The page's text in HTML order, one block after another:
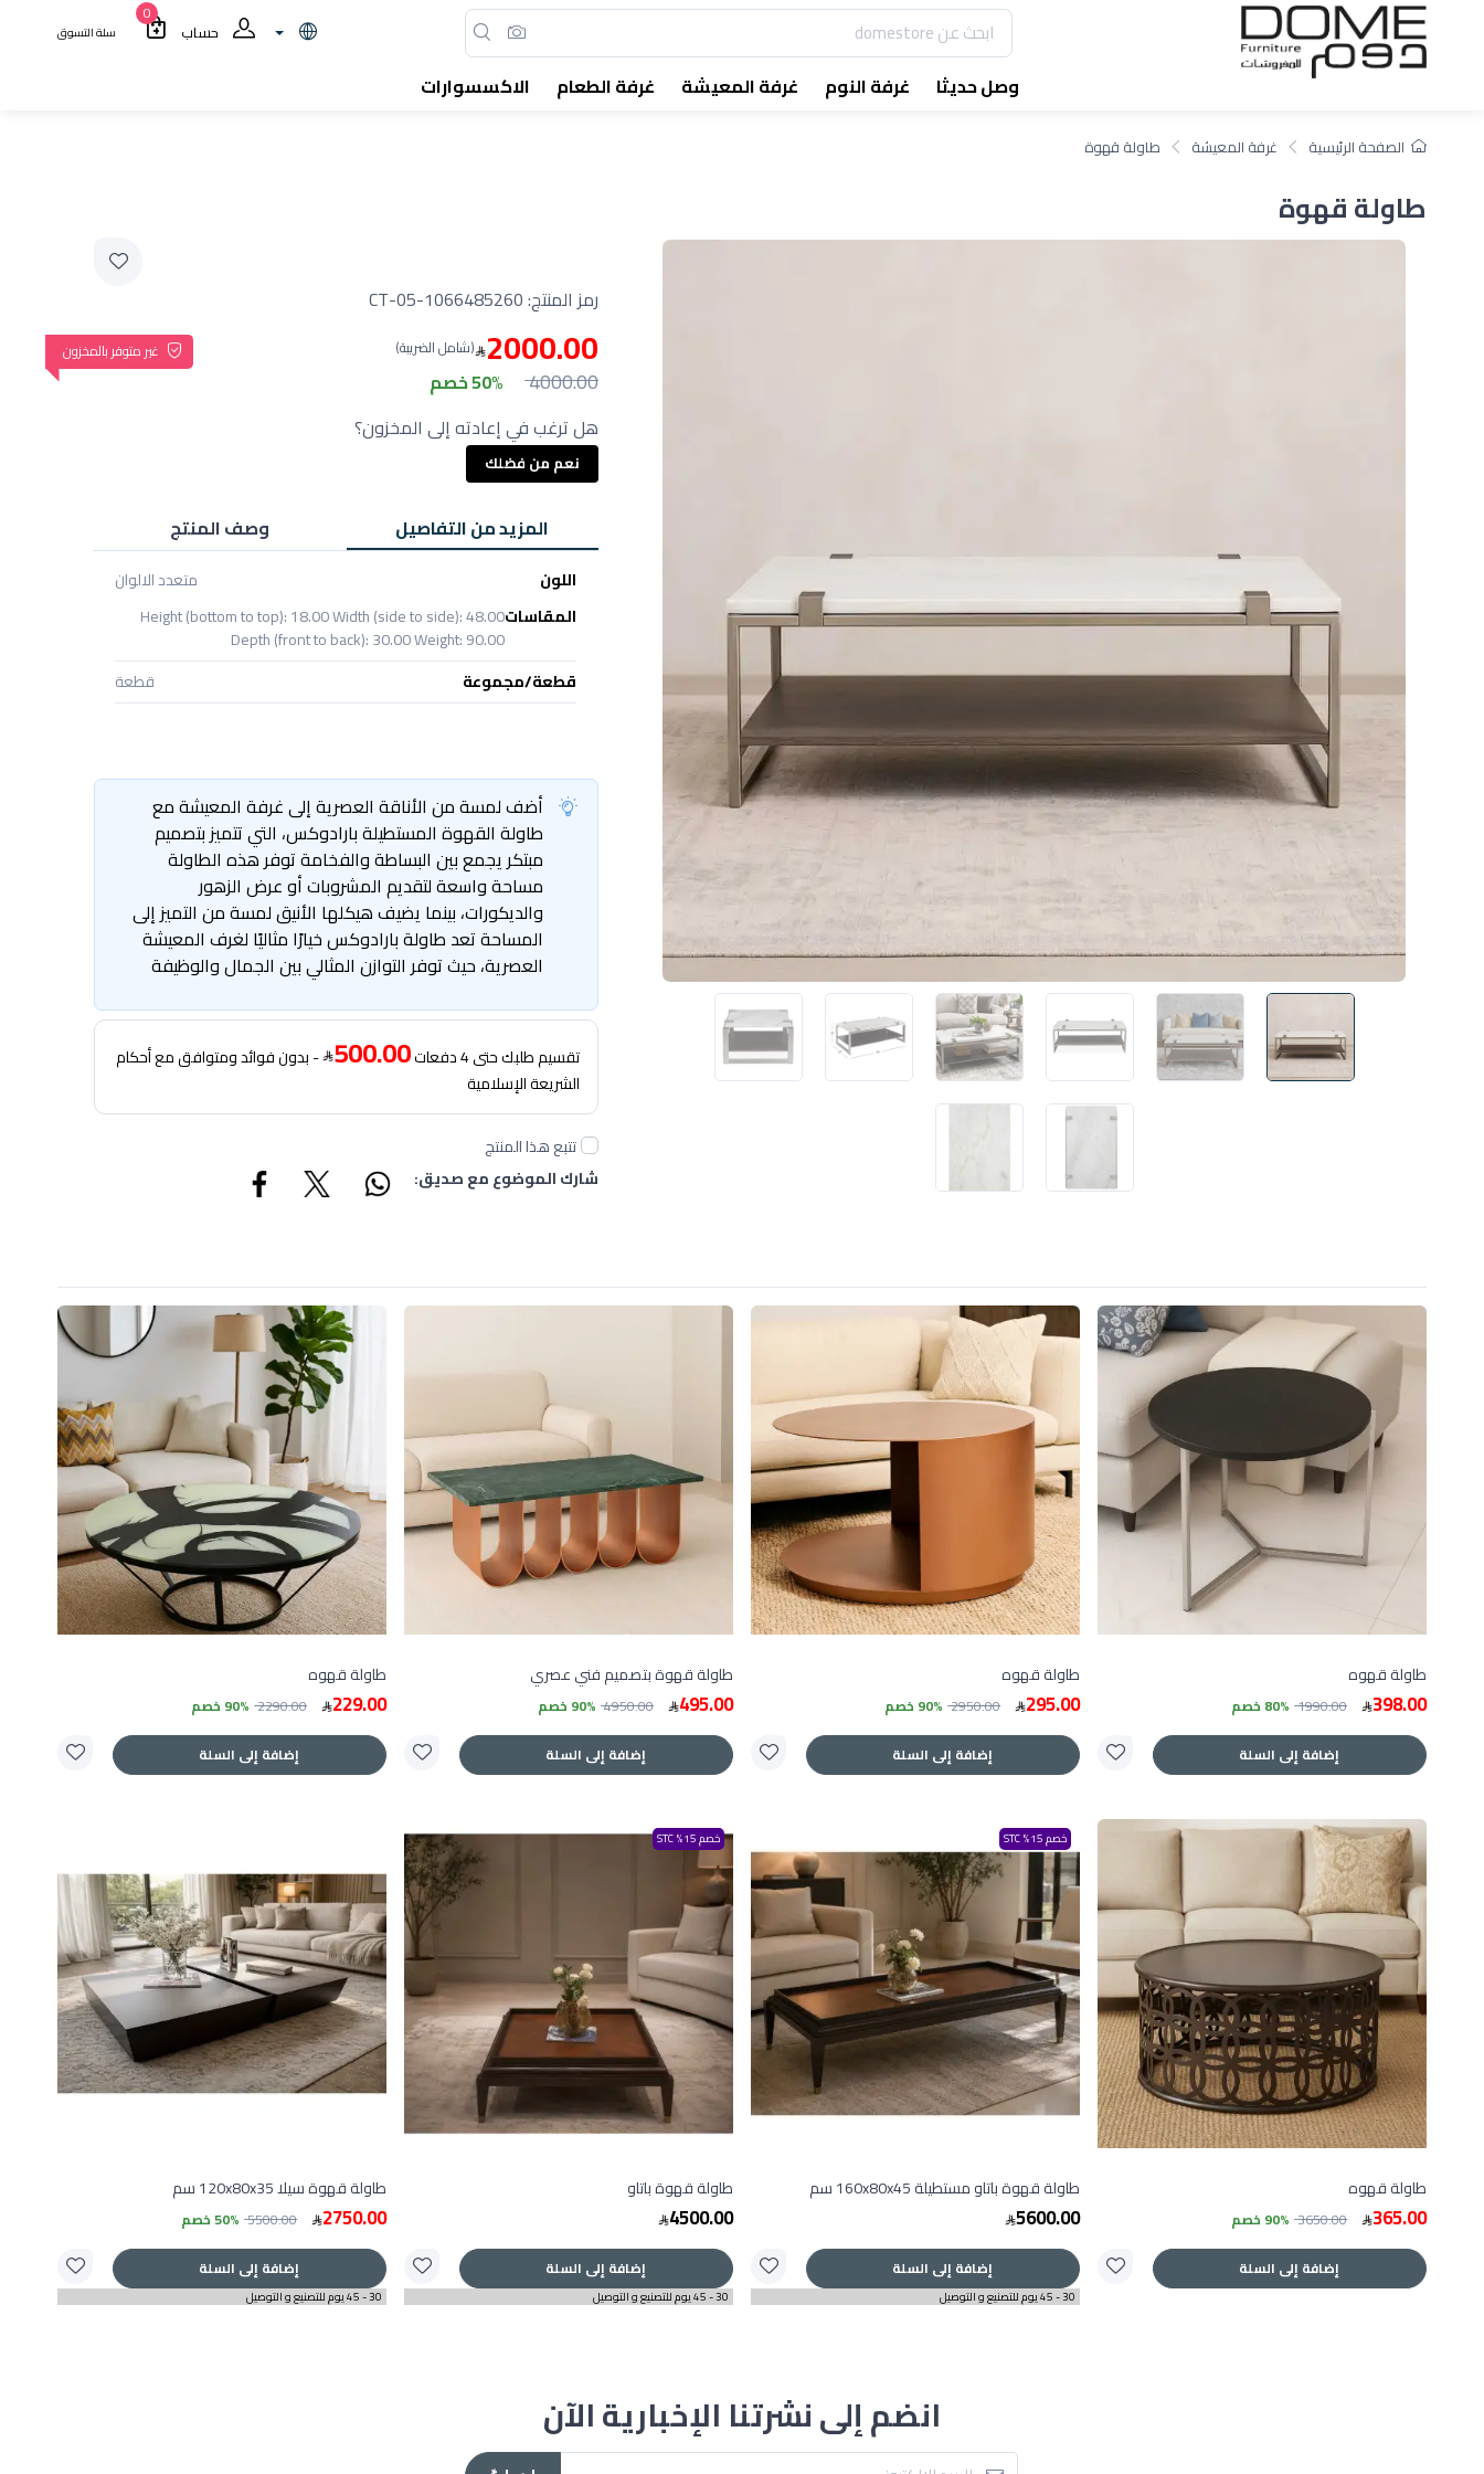
حساب
0
سلة التسوق
وصل حديثا غرفة النوم غرفة المعيشة غرفة الطعام الاكسسوارات
الصفحة الرئيسية غرفة المعيشة طاولة قهوة
طاولة قهوة
رمز المنتج:05-1066485260-CT
غير متوفر بالمخزون 2000.00 (شامل الضريبة)
4000.00
50% خصم
هل ترغب في إعادته إلى المخزون؟
نعم من فضلك
المزيد من التفاصيل
اللون
متعدد الالوان
المقاساتHeight (bottom to top): 18.00 Width (side to side): 48.00
Depth (front to back): 30.00 Weight: 90.00
قطعة/مجموعة
قطعة
وصف المنتج
أضف لمسة من الأناقة العصرية إلى غرفة المعيشة مع
طاولة القهوة المستطيلة بارادوكس، التي تتميز بتصميم
مبتكر يجمع بين البساطة والفخامة توفر هذه الطاولة
مساحة واسعة لتقديم المشروبات أو عرض الزهور
والديكورات، بينما يضيف هيكلها الأنيق لمسة من التميز إلى
المساحة تعد طاولة بارادوكس خيارًا مثاليًا لغرف المعيشة
العصرية، حيث توفر التوازن المثالي بين الجمال والوظيفة
تقسيم طلبك حتى 4 دفعات 500.00 - بدون فوائد ومتوافق مع أحكام
الشريعة الإسلامية
تتبع هذا المنتج
شارك الموضوع مع صديق:
طاولة قهوه
398.00
1990.00 80% خصم
إضافة إلى السلة
طاولة قهوه
295.00
2950.00 90% خصم
إضافة إلى السلة
طاولة قهوة بتصميم فني عصري
495.00
4950.00 90% خصم
إضافة إلى السلة
طاولة قهوه
229.00
2290.00 90% خصم
إضافة إلى السلة
طاولة قهوه
365.00
3650.00 90% خصم
إضافة إلى السلة
خصم 15% STC
طاولة قهوة باتاو مستطيلة 160x80x45 سم
5600.00
إضافة إلى السلة
30 - 45 يوم للتصنيع و التوصيل
خصم 15% STC
طاولة قهوة باتاو
4500.00
إضافة إلى السلة
30 - 45 يوم للتصنيع و التوصيل
طاولة قهوة سيلا 120x80x35 سم
2750.00
5500.00 50% خصم
إضافة إلى السلة
30 - 45 يوم للتصنيع و التوصيل
انضم إلى نشرتنا الإخبارية الآن